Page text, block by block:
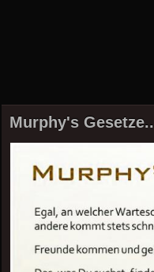
Murphy's Gesetze..